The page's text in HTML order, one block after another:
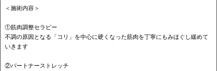
＜施術内容＞
①筋肉調整セラピー
不調の原因となる「コリ」を中心に硬くなった筋肉を丁寧にもみほぐし緩めて
いきます
②パートナーストレッチ